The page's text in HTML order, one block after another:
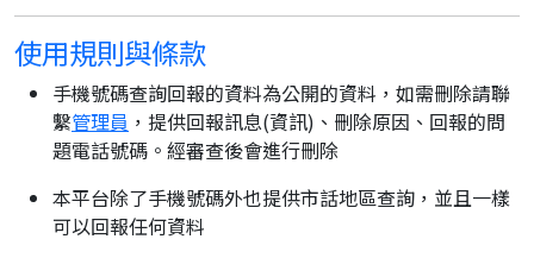
使用規則與條款
手機號碼查詢回報的資料為公開的資料，如需刪除請聯
繫管理員 ，提供回報訊息(資訊)、刪除原因、回報的問
題電話號碼。經審查後會進行刪除
本平台除了手機號碼外也提供市話地區查詢，並且一樣
可以回報任何資料